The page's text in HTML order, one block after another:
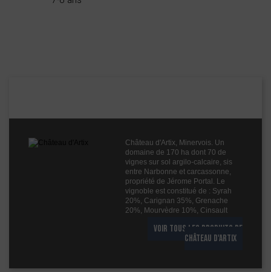
Boisé 2
2
2
14°
Grenache
Syrah
Puissant
Millésime 2022
Château d'Artix, Minervois. Un
domaine de 170 ha dont 70 de
vignes sur sol argilo-calcaire, sis
entre Narbonne et carcassonne,
propriété de Jérome Portal. Le
vignoble est constitué de : Syrah
20%, Carignan 35%, Grenache
20%, Mourvèdre 10%, Cinsault
VOIR TOUS LES PRODUITS DE
CHÂTEAU D'ARTIX